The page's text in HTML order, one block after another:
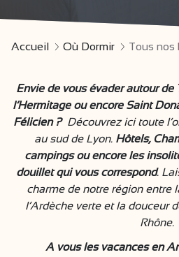
Accueil Où Dormir Tous nos
Envie de vous évader autour de
l’Hermitage ou encore Saint
Félicien ? Découvrez ici toute
au sud de Lyon. Hôtels,
campings ou encore les
douillet qui vous correspond.
charme de notre région entre
l’Ardèche verte et la douceur
Rhône.
A vous les vacances en